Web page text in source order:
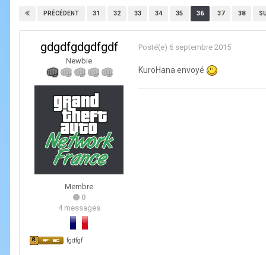
PRÉCÉDENT 31 32 33 34 35 36 37 38
gdgdfgdgdfgdf
Newbie
Membre
0
4 messages
fgdfgf
Posté(e) 6 septembre 2015
KuroHana envoyé